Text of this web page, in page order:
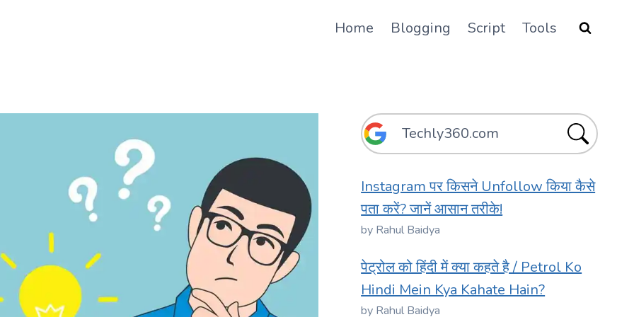
Home Blogging Script Tools
Instagram पर किसने Unfollow किया कैसे
पता करें? जानें आसान तरीके!
by Rahul Baidya
पेट्रोल को हिंदी में क्या कहते है / Petrol Ko
Hindi Mein Kya Kahate Hain?
by Rahul Baidya